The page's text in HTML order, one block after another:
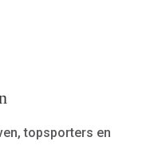
topsporters en